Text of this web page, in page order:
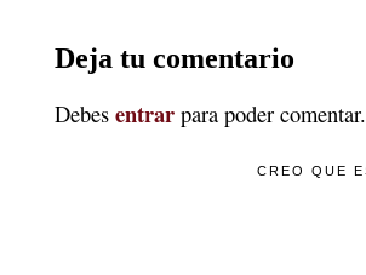
Deja tu comentario
Debes entrar para poder comentar.
CREO QUE